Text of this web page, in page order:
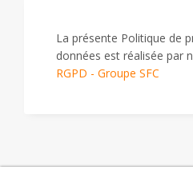
La présente Politique de
données est réalisée par
RGPD - Groupe SFC